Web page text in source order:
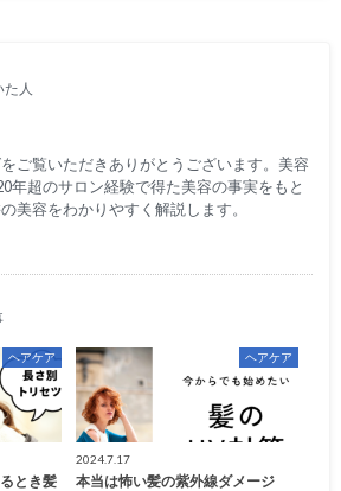
人
ご覧いただきありがとうございます。美容
年超のサロン経験で得た美容の事実をもと
美容をわかりやすく解説します。
ヘアケア
とき髪
ヘアケア
2024.7.17
本当は怖い髪の紫外線ダメージ